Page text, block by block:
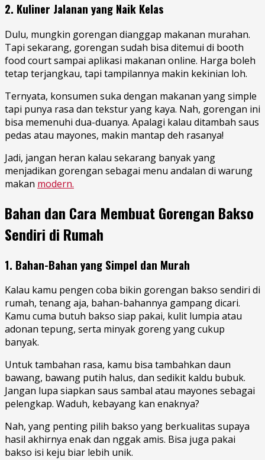
2. Kuliner Jalanan yang Naik Kelas
Dulu, mungkin gorengan dianggap makanan murahan.
Tapi sekarang, gorengan sudah bisa ditemui di booth
food court sampai aplikasi makanan online. Harga boleh
tetap terjangkau, tapi tampilannya makin kekinian loh.
Ternyata, konsumen suka dengan makanan yang simple
tapi punya rasa dan tekstur yang kaya. Nah, gorengan ini
bisa memenuhi dua-duanya. Apalagi kalau ditambah saus
pedas atau mayones, makin mantap deh rasanya!
Jadi, jangan heran kalau sekarang banyak yang
menjadikan gorengan sebagai menu andalan di warung
makan modern.
Bahan dan Cara Membuat Gorengan Bakso
Sendiri di Rumah
1. Bahan-Bahan yang Simpel dan Murah
Kalau kamu pengen coba bikin gorengan bakso sendiri di
rumah, tenang aja, bahan-bahannya gampang dicari.
Kamu cuma butuh bakso siap pakai, kulit lumpia atau
adonan tepung, serta minyak goreng yang cukup
banyak.
Untuk tambahan rasa, kamu bisa tambahkan daun
bawang, bawang putih halus, dan sedikit kaldu bubuk.
Jangan lupa siapkan saus sambal atau mayones sebagai
pelengkap. Waduh, kebayang kan enaknya?
Nah, yang penting pilih bakso yang berkualitas supaya
hasil akhirnya enak dan nggak amis. Bisa juga pakai
bakso isi keju biar lebih unik.